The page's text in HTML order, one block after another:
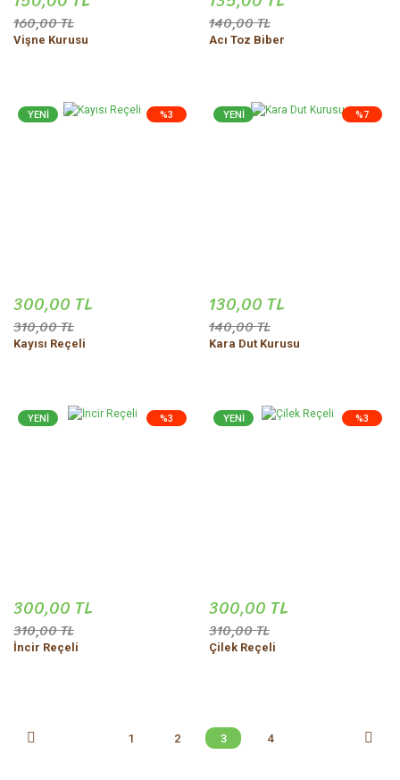
160,00 TL
Vişne Kurusu
140,00 TL
Acı Toz Biber
%3
YENİ
300,00 TL
310,00 TL
Kayısı Reçeli
%7
YENİ
130,00 TL
140,00 TL
Kara Dut Kurusu
%3
YENİ
300,00 TL
310,00 TL
İncir Reçeli
%3
YENİ
300,00 TL
310,00 TL
Çilek Reçeli
1 2 3 4